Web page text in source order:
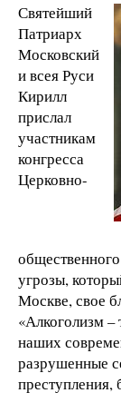
Святейший
Патриарх
Московский
и всея Руси
Кирилл
прислал
участникам
конгресса
Церковно-
угрозы,
Москве, свое
«Алкоголизм
наших
разрушенные
преступления,